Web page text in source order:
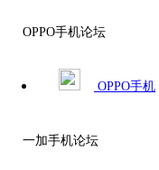
OPPO手机论坛
OPPO手机
一加手机论坛